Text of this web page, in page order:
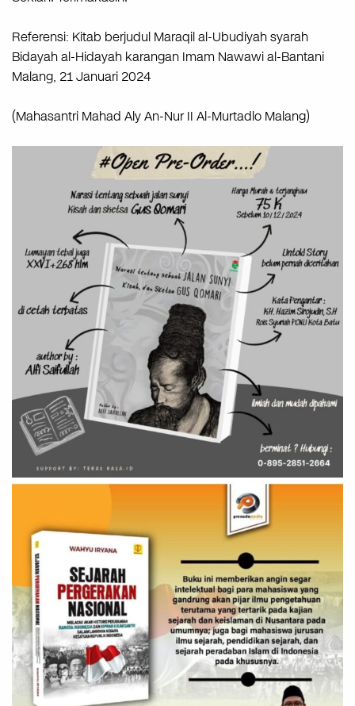
Referensi: Kitab berjudul Maraqil al-Ubudiyah syarah
Bidayah al-Hidayah karangan Imam Nawawi al-Bantani
Malang, 21 Januari 2024
(Mahasantri Mahad Aly An-Nur II Al-Murtadlo Malang)